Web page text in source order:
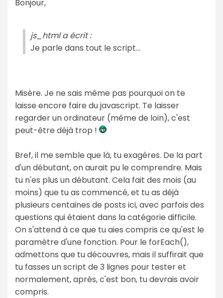
Bonjour,
js_html a écrit :
Je parle dans tout le script...
Misère. Je ne sais même pas pourquoi on te
laisse encore faire du javascript. Te laisser
regarder un ordinateur (même de loin), c'est
peut-être déjà trop !
Bref, il me semble que là, tu exagères. De la part
d'un débutant, on aurait pu le comprendre. Mais
tu n'es plus un débutant. Cela fait des mois (au
moins) que tu as commencé, et tu as déjà
plusieurs centaines de posts ici, avec parfois des
questions qui étaient dans la catégorie difficile.
On s'attend à ce que tu aies compris ce qu'est le
paramètre d'une fonction. Pour le forEach(),
admettons que tu découvres, mais il suffirait que
tu fasses un script de 3 lignes pour tester et
normalement, après, c'est bon, tu devrais avoir
compris.